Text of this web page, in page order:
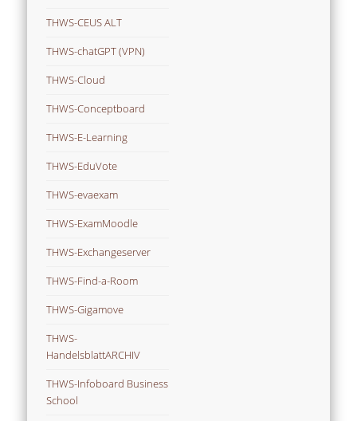
THWS-CEUS ALT
THWS-chatGPT (VPN)
THWS-Cloud
THWS-Conceptboard
THWS-E-Learning
THWS-EduVote
THWS-evaexam
THWS-ExamMoodle
THWS-Exchangeserver
THWS-Find-a-Room
THWS-Gigamove
THWS-
HandelsblattARCHIV
THWS-Infoboard Business
School